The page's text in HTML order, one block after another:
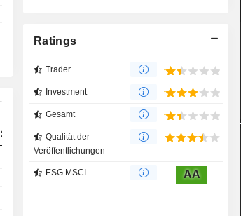
11.02.26
2025 2026 2027 2028
1.615
0,33 % 5,87 % 9,08 %
Ratings
Trader
Investment
Gesamt
Qualität der
Veröffentlichungen
ESG MSCI AA